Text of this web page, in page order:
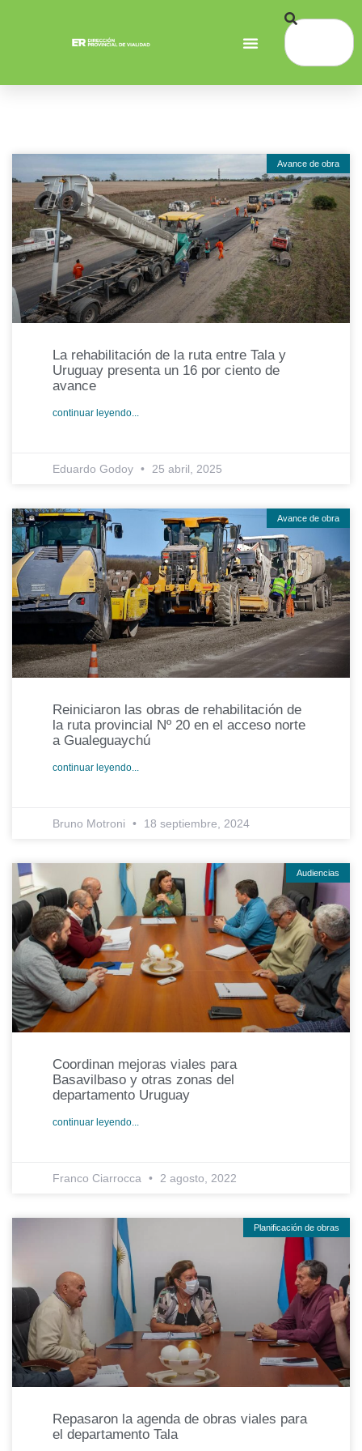
Avance de obra
La rehabilitación de la ruta entre Tala y
Uruguay presenta un 16 por ciento de
avance
continuar leyendo...
Eduardo Godoy 25 abril, 2025
Avance de obra
Reiniciaron las obras de rehabilitación de
la ruta provincial Nº 20 en el acceso norte
a Gualeguaychú
continuar leyendo...
Bruno Motroni 18 septiembre, 2024
Audiencias
Coordinan mejoras viales para
Basavilbaso y otras zonas del
departamento Uruguay
continuar leyendo...
Franco Ciarrocca 2 agosto, 2022
Planificación de obras
Repasaron la agenda de obras viales para
el departamento Tala